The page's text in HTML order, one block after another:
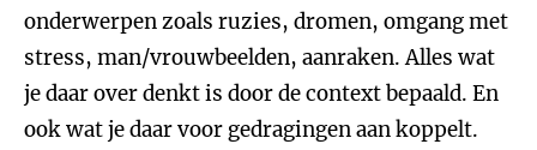
onderwerpen zoals ruzies, dromen, omgang met
stress, man/vrouwbeelden, aanraken. Alles wat
je daar over denkt is door de context bepaald. En
ook wat je daar voor gedragingen aan koppelt.